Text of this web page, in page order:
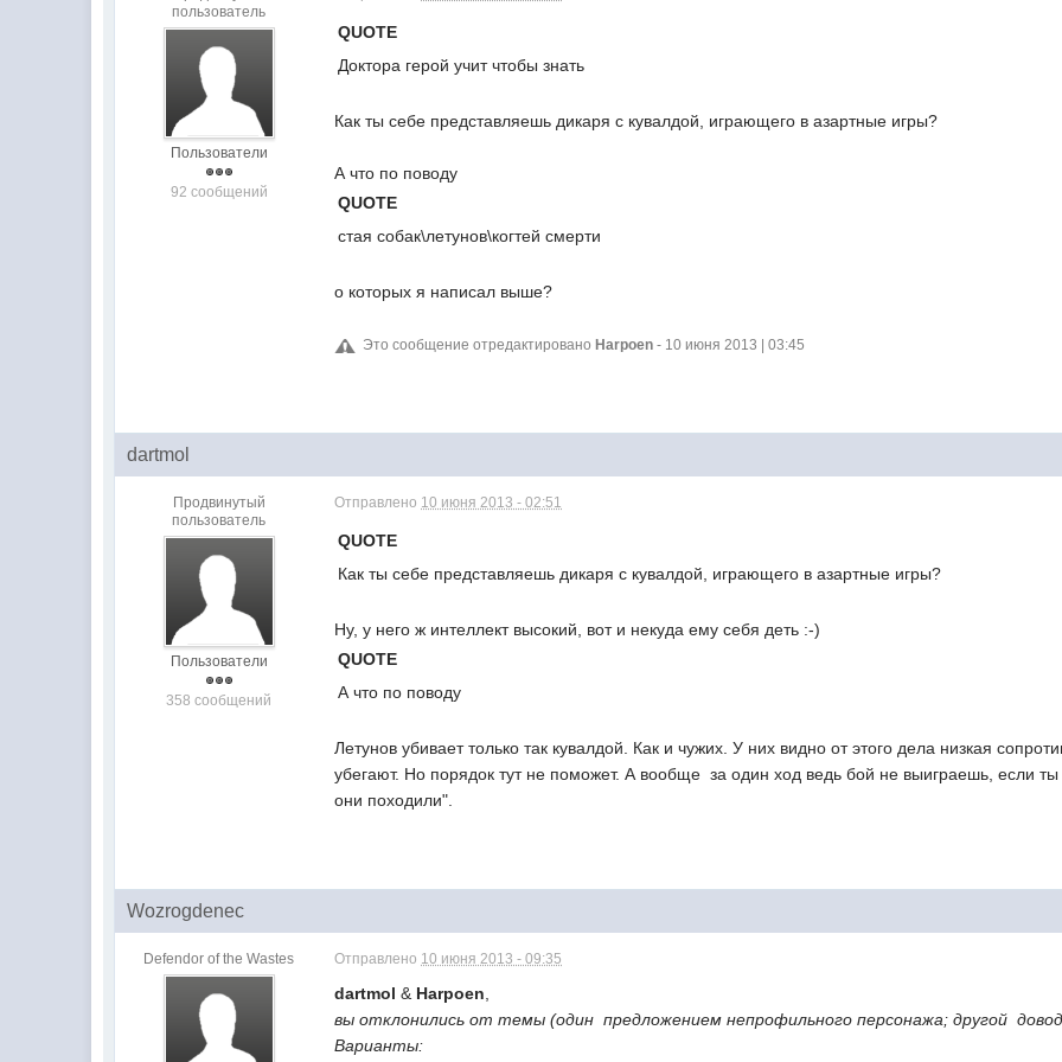
пользователь
Пользователи
92 сообщений
QUOTE
Доктора герой учит чтобы знать
Как ты себе представляешь дикаря с кувалдой, играющего в азартные игры?
А что по поводу
QUOTE
стая собак\летунов\когтей смерти
о которых я написал выше?
Это сообщение отредактировано Harpoen - 10 июня 2013 | 03:45
dartmol
Продвинутый
пользователь
Пользователи
358 сообщений
Отправлено 10 июня 2013 - 02:51
QUOTE
Как ты себе представляешь дикаря с кувалдой, играющего в азартные игры?
Ну, у него ж интеллект высокий, вот и некуда ему себя деть :-)
QUOTE
А что по поводу
Летунов убивает только так кувалдой. Как и чужих. У них видно от этого дела низкая
убегают. Но порядок тут не поможет. А вообще  за один ход ведь бой не выиграешь, если
они походили".
Wozrogdenec
Defendor of the Wastes Отправлено 10 июня 2013 - 09:35
dartmol & Harpoen
вы отклонились от темы (один  предложением непрофильного персонажа; другой 
Варианты: